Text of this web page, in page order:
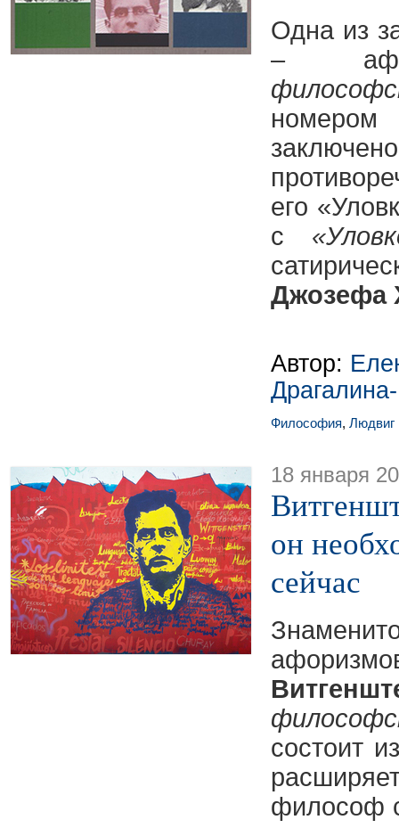
Одна из
–
его
с
Джозефа
Автор:
Философия, Людвиг
18 января
он
сейчас
состоит
философ